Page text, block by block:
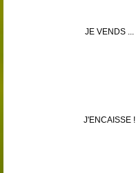
JE VENDS ...
J'ENCAISSE !